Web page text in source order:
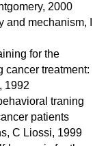
2000
mechanism, I
for the
cancer treatment:
1992
traning
patients
C Liossi, 1999